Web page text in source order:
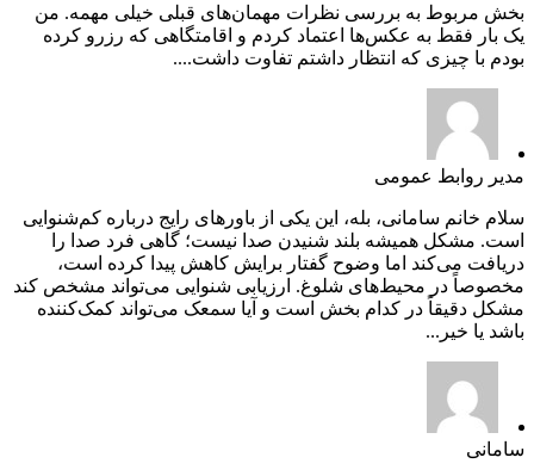
بخش مربوط به بررسی نظرات مهمان‌های قبلی خیلی مهمه. من
یک بار فقط به عکس‌ها اعتماد کردم و اقامتگاهی که رزرو کرده
بودم با چیزی که انتظار داشتم تفاوت داشت....
مدیر روابط عمومی
سلام خانم سامانی، بله، این یکی از باورهای رایج درباره کم‌شنوایی
است. مشکل همیشه بلند شنیدن صدا نیست؛ گاهی فرد صدا را
دریافت می‌کند اما وضوح گفتار برایش کاهش پیدا کرده است،
مخصوصاً در محیط‌های شلوغ. ارزیابی شنوایی می‌تواند مشخص کند
مشکل دقیقاً در کدام بخش است و آیا سمعک می‌تواند کمک‌کننده
باشد یا خیر...
سامانی